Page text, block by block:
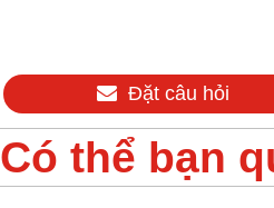
Đặt câu hỏi
Có thể bạn